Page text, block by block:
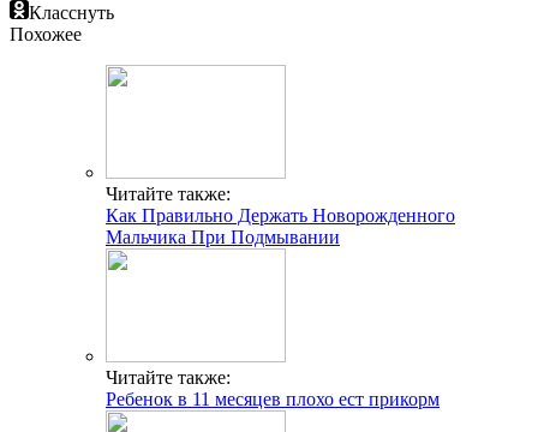
Класснуть
Похожее
Читайте также:
Как Правильно Держать Новорожденного
Мальчика При Подмывании
Читайте также:
Ребенок в 11 месяцев плохо ест прикорм